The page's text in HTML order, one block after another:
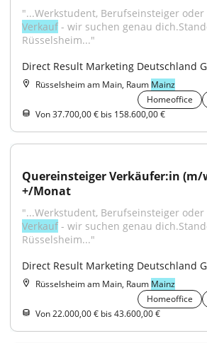
Verkauf - wir suchen genau
Rüsselsheim..."
Direct Result Marketing Deutschland
Rüsselsheim am Main, Raum Mainz
Homeoffice
Von 37.700,00 € bis 158.600,00 €
Quereinsteiger Verkäufer:in (m/
+/Monat
Verkauf - wir suchen genau
Rüsselsheim..."
Direct Result Marketing Deutschland
Rüsselsheim am Main, Raum Mainz
Homeoffice
Von 22.000,00 € bis 43.600,00 €